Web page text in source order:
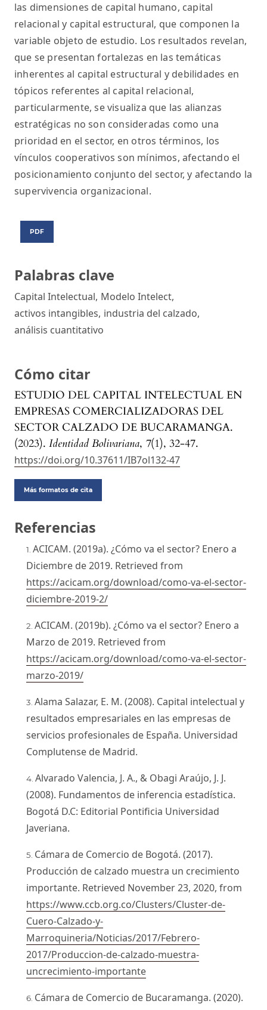
Palabras clave
Capital Intelectual, Modelo Intelect,
activos intangibles, industria del calzado,
análisis cuantitativo
Cómo citar
ESTUDIO DEL CAPITAL INTELECTUAL EN
EMPRESAS COMERCIALIZADORAS DEL
SECTOR CALZADO DE BUCARAMANGA.
(2023). Identidad Bolivariana, 7(1), 32-47.
https://doi.org/10.37611/IB7ol132-47
Más formatos de cita
las dimensiones de capital humano, capital
relacional y capital estructural, que componen la
variable objeto de estudio. Los resultados revelan,
que se presentan fortalezas en las temáticas
inherentes al capital estructural y debilidades en
tópicos referentes al capital relacional,
particularmente, se visualiza que las alianzas
estratégicas no son consideradas como una
prioridad en el sector, en otros términos, los
vínculos cooperativos son mínimos, afectando el
posicionamiento conjunto del sector, y afectando la
supervivencia organizacional.
PDF
Referencias
ACICAM. (2019a). ¿Cómo va el sector? Enero a
Diciembre de 2019. Retrieved from
https://acicam.org/download/como-va-el-sector-
diciembre-2019-2/
ACICAM. (2019b). ¿Cómo va el sector? Enero a
Marzo de 2019. Retrieved from
https://acicam.org/download/como-va-el-sector-
marzo-2019/
Alama Salazar, E. M. (2008). Capital intelectual y
resultados empresariales en las empresas de
servicios profesionales de España. Universidad
Complutense de Madrid.
Alvarado Valencia, J. A., & Obagi Araújo, J. J.
(2008). Fundamentos de inferencia estadística.
Bogotá D.C: Editorial Pontificia Universidad
Javeriana.
Cámara de Comercio de Bogotá. (2017).
Producción de calzado muestra un crecimiento
importante. Retrieved November 23, 2020, from
https://www.ccb.org.co/Clusters/Cluster-de-
Cuero-Calzado-y-
Marroquineria/Noticias/2017/Febrero-
2017/Produccion-de-calzado-muestra-
uncrecimiento-importante
Cámara de Comercio de Bucaramanga. (2020).